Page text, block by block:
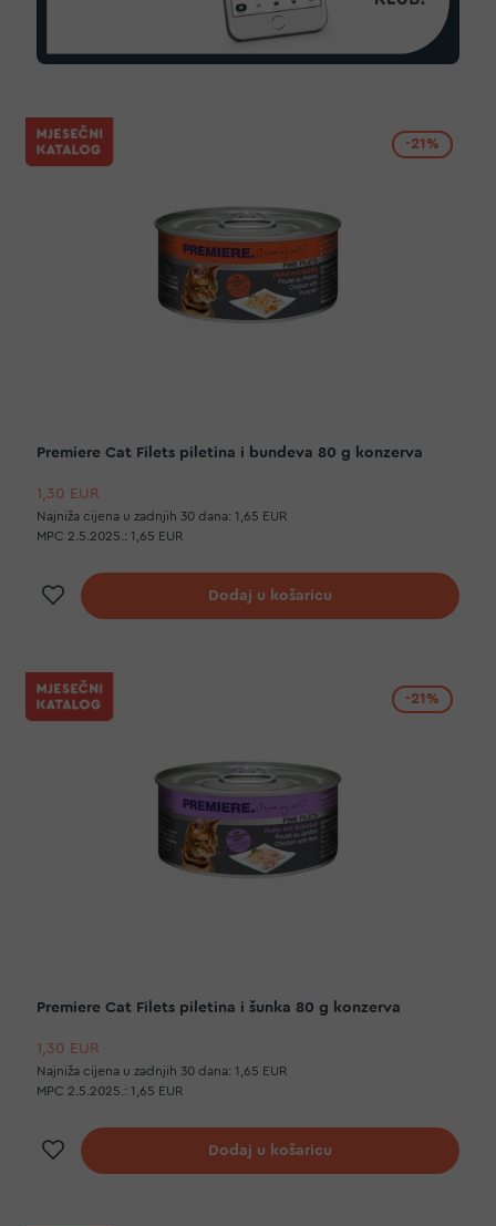
-21%
Premiere Cat Filets piletina i bundeva 80 g konzerva
1,30 EUR
Najniža cijena u zadnjih 30 dana: 1,65 EUR
MPC 2.5.2025.: 1,65 EUR
Dodaj na listu želja
Dodaj u košaricu
-21%
Premiere Cat Filets piletina i šunka 80 g konzerva
1,30 EUR
Najniža cijena u zadnjih 30 dana: 1,65 EUR
MPC 2.5.2025.: 1,65 EUR
Dodaj na listu želja
Dodaj u košaricu